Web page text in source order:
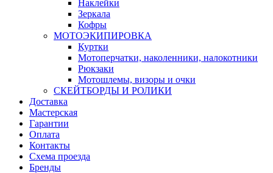
Наклейки
Зеркала
Кофры
МОТОЭКИПИРОВКА
Куртки
Мотоперчатки, наколенники, налокотники
Рюкзаки
Мотошлемы, визоры и очки
СКЕЙТБОРДЫ И РОЛИКИ
Доставка
Мастерская
Гарантии
Оплата
Контакты
Схема проезда
Бренды